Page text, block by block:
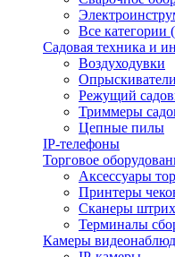
Все категории
Садовая техника и
Воздуходувки
Режущий
Триммеры
Цепные пилы
IP-телефоны
Торговое
Аксессуары
Принтеры
Сканеры
Терминалы
Камеры